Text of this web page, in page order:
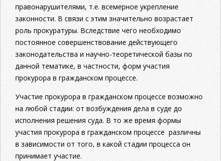
правонарушителями, т.е. всемерное укрепление
законности. В связи с этим значительно возрастает
роль прокуратуры. Вследствие чего необходимо
постоянное совершенствование действующего
законодательства и научно-теоретической базы по
данной тематике, в частности, форм участия
прокурора в гражданском процессе.
Участие прокурора в гражданском процессе возможно
на любой стадии: от возбуждения дела в суде до
исполнения решения суда. В то же время формы
участия прокурора в гражданском процессе различны
в зависимости от того, в какой стадии процесса он
принимает участие.